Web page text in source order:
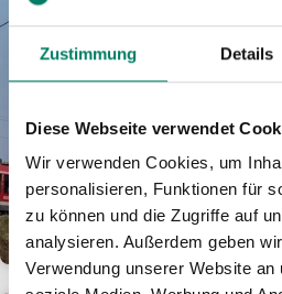
Zustimmung Details
Diese Webseite verwendet
Wir verwenden Cookies, um
personalisieren, Funktionen für
zu können und die Zugriffe auf
analysieren. Außerdem geben
Verwendung unserer Website
Köln
plant
Arbeiten
für
auf